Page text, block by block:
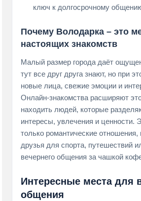
ключ к долгосрочному
Почему Володарка – это
настоящих знакомств
Малый размер города даёт
тут все друг друга знают, но при
новые лица, свежие эмоции и
Онлайн-знакомства расширяют
находить людей, которые
интересы, увлечения и ценности.
только романтические
друзья для спорта, путешествий
вечернего общения за чашкой
Интересные места для
общения